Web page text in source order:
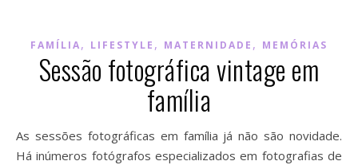
FAMÍLIA, LIFESTYLE , MATERNIDADE , MEMÓRIAS
Sessão fotográfica vintage em
família
As sessões fotográficas em família já não são novidade.
Há inúmeros fotógrafos especializados em fotografias de